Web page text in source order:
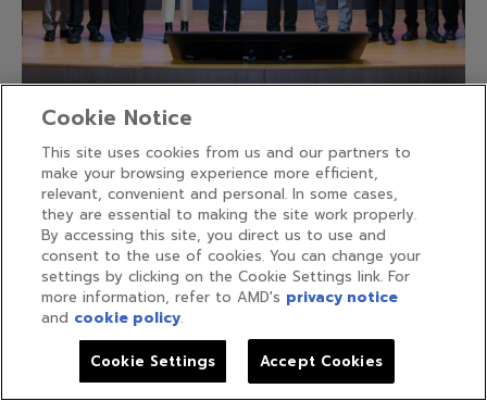
AMD ร่วมกับ การไฟฟ้านครหลวง (MEA) เปิดตัว
โครงการ MEA WISE ปีที่ 2 เพื่อสนับสนุนและผลักดันให้
เกิด Startup ใหม่
Cookie Notice
This site uses cookies from us and our partners to
make your browsing experience more efficient,
relevant, convenient and personal. In some cases,
they are essential to making the site work properly.
By accessing this site, you direct us to use and
consent to the use of cookies. You can change your
settings by clicking on the Cookie Settings link. For
more information, refer to AMD's privacy notice
and cookie policy.
Cookie Settings Accept Cookies